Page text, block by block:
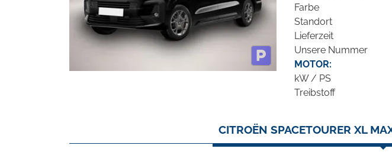
Farbe
Standort
Lieferzeit
Unsere Nummer
MOTOR:
kW / PS
Treibstoff
CITROËN SPACETOURER XL